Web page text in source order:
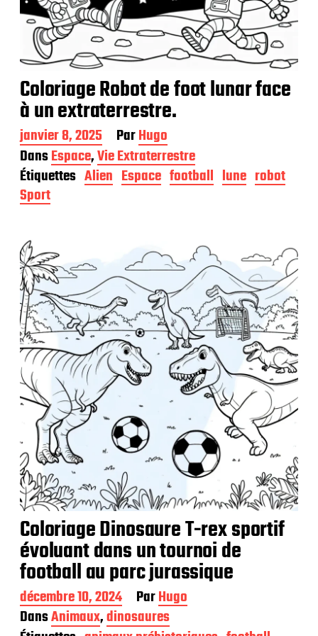
Coloriage Robot de foot lunar face
à un extraterrestre.
D
a
t
e
d
e
b
l
i
c
a
t
i
o
n
janvier 8, 2025 ParHugo
DansEspace,Vie Extraterrestre
Étiquettes Alien Espace football lune robot
Sport
Coloriage Dinosaure T-rex sportif
évoluant dans un tournoi de
football au parc jurassique
D
a
t
décembre 10, 2024 ParHugo
DansAnimaux,dinosaures